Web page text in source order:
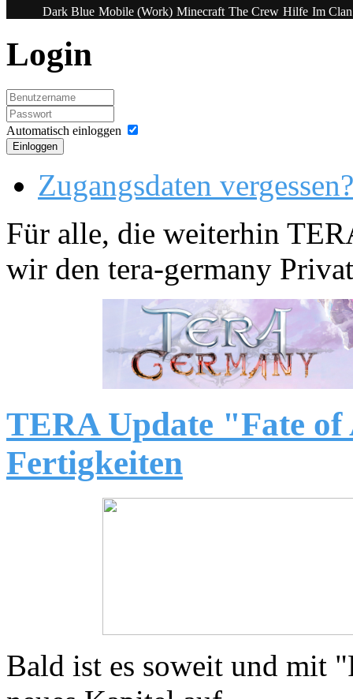
Dark Blue Mobile (Work) Minecraft The Crew Hilfe Im
Login
Automatisch einloggen
Einloggen
Zugangsdaten vergessen?
Für alle, die weiterhin
wir den tera-germany
TERA Update "Fate
Fertigkeiten
Bald ist es soweit und mit